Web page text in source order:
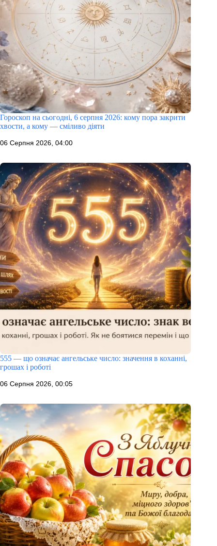
Гороскоп на сьогодні, 6 серпня 2026: кому пора закрити
хвости, а кому — сміливо діяти
06 Серпня 2026, 04:00
555 — що означає ангельське число: значення в коханні,
грошах і роботі
06 Серпня 2026, 00:05